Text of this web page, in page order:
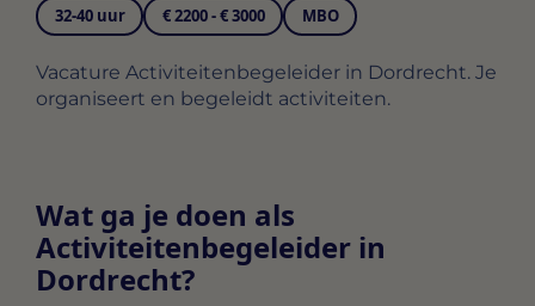
32-40 uur € 2200 - € 3000 MBO
Vacature Activiteitenbegeleider in Dordrecht. Je
organiseert en begeleidt activiteiten.
Wat ga je doen als
Activiteitenbegeleider in
Dordrecht?